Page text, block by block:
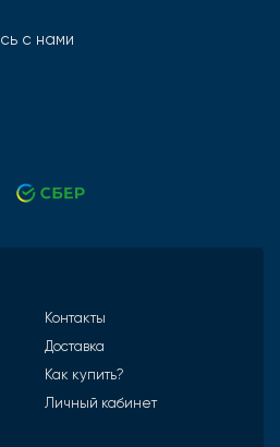
с нами
Контакты
Доставка
Как купить?
Личный кабинет